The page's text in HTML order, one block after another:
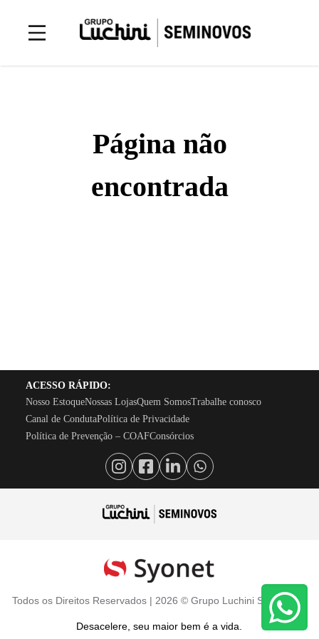
Página não
encontrada
ACESSO RÁPIDO:
Nosso EstoqueNossas LojasQuem SomosTrabalhe conosco
Canal de CondutaPolítica de Privacidade
Política de Prevenção – COAFConsórcios
Todos os Direitos Reservados | 2026 © Grupo Luchini Seminovos
Desacelere, seu maior bem é a vida.